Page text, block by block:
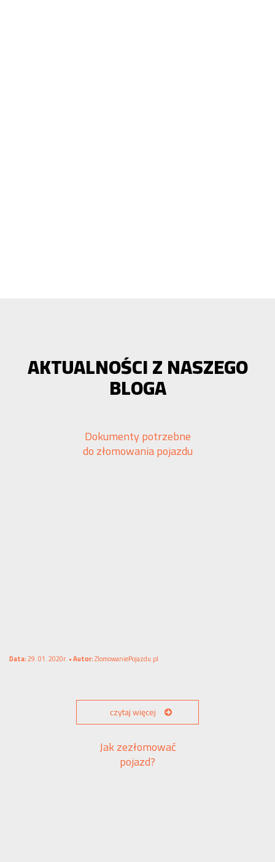
AKTUALNOŚCI Z NASZEGO
BLOGA
Dokumenty potrzebne
do złomowania pojazdu
Data:29. 01. 2020r. •Autor:ZlomowaniePojazdu.pl
czytaj więcej
Jak zezłomować
pojazd?